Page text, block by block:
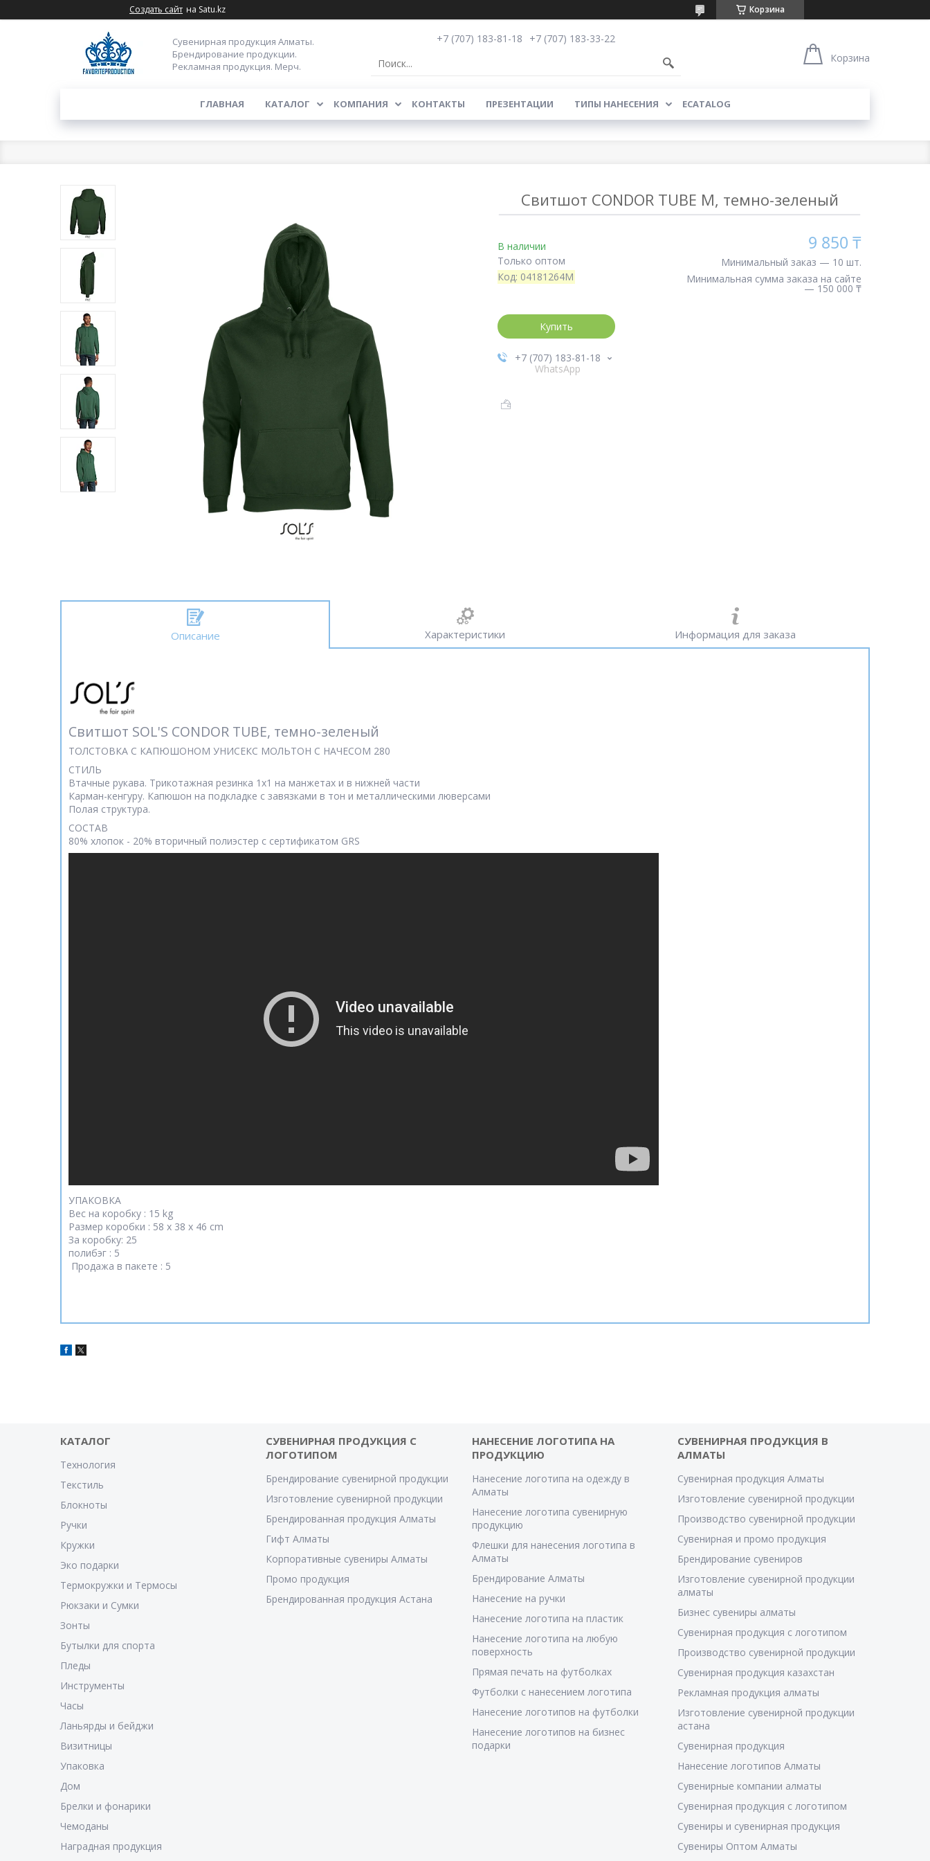
Создать сайт на Satu.kz Корзина
Сувенирная продукция Алматы.
Брендирование продукции.
Рекламная продукция. Мерч.
+7 (707) 183-81-18
+7 (707) 183-33-22
Корзина
ГЛАВНАЯ КАТАЛОГ КОМПАНИЯ КОНТАКТЫ ПРЕЗЕНТАЦИИ ТИПЫ НАНЕСЕНИЯ ECATALOG
Свитшот CONDOR TUBE M, темно-зеленый
В наличии
Только оптом
Код: 04181264M
9 850 ₸
Минимальный заказ — 10 шт.
Минимальная сумма заказа на сайте
— 150 000 ₸
Купить
+7 (707) 183-81-18
WhatsApp
Описание Характеристики Информация для заказа
Свитшот SOL'S CONDOR TUBE, темно-зеленый
ТОЛСТОВКА С КАПЮШОНОМ УНИСЕКС МОЛЬТОН С НАЧЕСОМ 280
СТИЛЬ
Втачные рукава. Трикотажная резинка 1x1 на манжетах и в нижней части
Карман-кенгуру. Капюшон на подкладке с завязками в тон и металлическими люверсами
Полая структура.
СОСТАВ
80% хлопок - 20% вторичный полиэстер с сертификатом GRS
УПАКОВКА
Вес на коробку : 15 kg
Размер коробки : 58 x 38 x 46 cm
За коробку: 25
полибэг : 5
Продажа в пакете : 5
КАТАЛОГ
Технология
Текстиль
Блокноты
Ручки
Кружки
Эко подарки
Термокружки и Термосы
Рюкзаки и Сумки
Зонты
Бутылки для спорта
Пледы
Инструменты
Часы
Ланьярды и бейджи
Визитницы
Упаковка
Дом
Брелки и фонарики
Чемоданы
Наградная продукция
СУВЕНИРНАЯ ПРОДУКЦИЯ С
ЛОГОТИПОМ
Брендирование сувенирной продукции
Изготовление сувенирной продукции
Брендированная продукция Алматы
Гифт Алматы
Корпоративные сувениры Алматы
Промо продукция
Брендированная продукция Астана
НАНЕСЕНИЕ ЛОГОТИПА НА
ПРОДУКЦИЮ
Нанесение логотипа на одежду в
Алматы
Нанесение логотипа сувенирную
продукцию
Флешки для нанесения логотипа в
Алматы
Брендирование Алматы
Нанесение на ручки
Нанесение логотипа на пластик
Нанесение логотипа на любую
поверхность
Прямая печать на футболках
Футболки с нанесением логотипа
Нанесение логотипов на футболки
Нанесение логотипов на бизнес
подарки
СУВЕНИРНАЯ ПРОДУКЦИЯ В
АЛМАТЫ
Сувенирная продукция Алматы
Изготовление сувенирной продукции
Производство сувенирной продукции
Сувенирная и промо продукция
Брендирование сувениров
Изготовление сувенирной продукции
алматы
Бизнес сувениры алматы
Сувенирная продукция с логотипом
Производство сувенирной продукции
Сувенирная продукция казахстан
Рекламная продукция алматы
Изготовление сувенирной продукции
астана
Сувенирная продукция
Нанесение логотипов Алматы
Сувенирные компании алматы
Сувенирная продукция с логотипом
Сувениры и сувенирная продукция
Сувениры Оптом Алматы